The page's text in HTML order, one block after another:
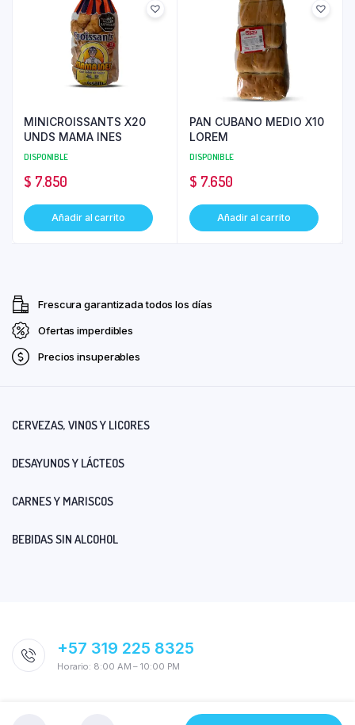
MINICROISSANTS X20
UNDS MAMA INES
DISPONIBLE
$ 7.850
Añadir al carrito
PAN CUBANO MEDIO X10
LOREM
DISPONIBLE
$ 7.650
Añadir al carrito
Frescura garantizada todos los días
Ofertas imperdibles
Precios insuperables
CERVEZAS, VINOS Y LICORES
DESAYUNOS Y LÁCTEOS
CARNES Y MARISCOS
BEBIDAS SIN ALCOHOL
+57 319 225 8325
Horario: 8:00 AM – 10:00 PM